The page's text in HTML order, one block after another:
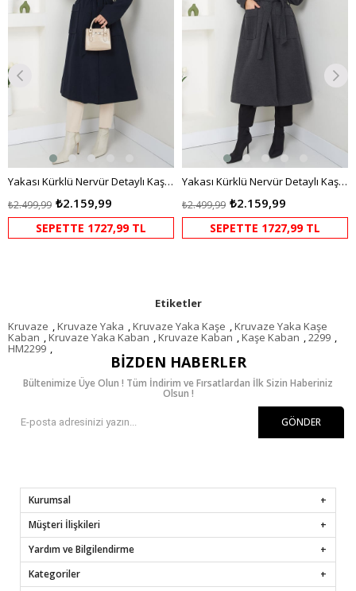
Yakası Kürklü Nervür Detaylı Kaşe Kaban Lacivert HM2576
₺2.159,99
₺2.499,99
SEPETTE 1727,99 TL
Yakası Kürklü Nervür Detaylı Kaşe Kaban Antrasit HM2576
₺2.159,99
₺2.499,99
SEPETTE 1727,99 TL
Etiketler
Kruvaze
Kruvaze Yaka Kruvaze Yaka Kaşe Kruvaze Yaka Kaşe
Kaban Kruvaze Yaka Kaban Kruvaze Kaban Kaşe Kaban 2299
HM2299
BIZDEN HABERLER
Bültenimize Üye Olun ! Tüm İndirim ve Fırsatlardan İlk Sizin Haberiniz
Olsun !
GÖNDER
Kurumsal
Müşteri İlişkileri
Yardım ve Bilgilendirme
Kategoriler